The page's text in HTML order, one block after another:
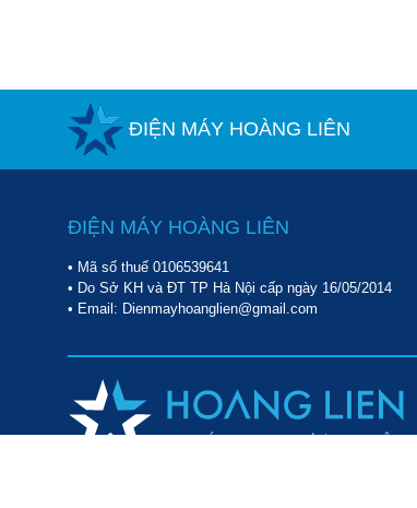
ĐIỆN MÁY HOÀNG LIÊN
ĐIỆN MÁY HOÀNG LIÊN
• Mã số thuế 0106539641
• Do Sở KH và ĐT TP Hà Nội cấp ngày 16/05/2014
• Email: Dienmayhoanglien@gmail.com